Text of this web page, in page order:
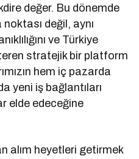
değer. Bu dönemde
değil, aynı
ve Türkiye
stratejik bir platform
hem iç pazarda
yeni iş bağlantıları
elde edeceğine
alım heyetleri getirmek